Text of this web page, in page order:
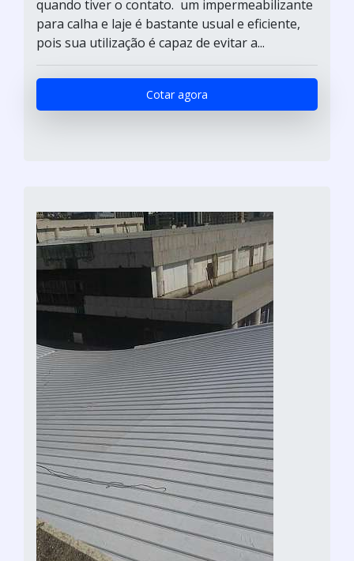
quando tiver o contato. um impermeabilizante
para calha e laje é bastante usual e eficiente,
pois sua utilização é capaz de evitar a...
Cotar agora